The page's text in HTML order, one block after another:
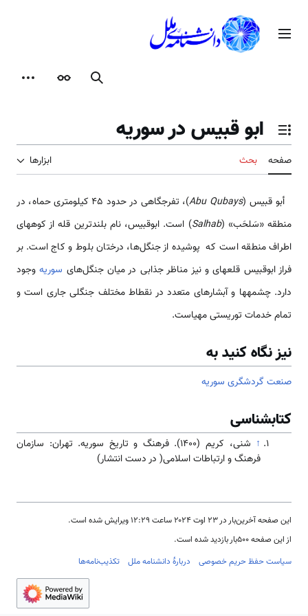
محتوامنوی اصلی
جستجوظاهر
تغییر وضعیت فهرست محتویات
ابو قبيس در سوریه
صفحه بحث ابزارها
أبو قبيس (Abu Qubays
)، تفرجگاهی در حدود 45 کیلومتری حماه، در
منطقه «سَلحَب» (Salhab) است. ابوقبیس، نام بلندترین قله از کوه­های
اطراف منطقه است که پوشیده از جنگل‌ها، درختان بلوط و کاج است. بر
فراز ابوقبیس قلعه­ای و نیز مناظر جذابی در میان جنگل‌های سوریهوجود
دارد. چشمه­ها و آبشارهای متعدد در نقطاط مختلف جنگلی جاری است و
تمام خدمات توریستی مهیاست.
نیز نگاه کنید به
صنعت گردشگری سوریه
کتابشناسی
↑
شنی، کریم (۱۴۰۰). فرهنگ و تاریخ سوریه. تهران: سازمان
فرهنگ و ارتباطات اسلامی( در دست انتشار)
این صفحه آخرین‌بار در ‏۲۳ اوت ۲۰۲۴ ساعت ‏۱۲:۲۹ ویرایش شده است.
از این صفحه ۵۰۰بار بازدید شده است.
سیاست حفظ حریم خصوصی
دربارهٔ دانشنامه ملل تکذیب‌نامه‌ها